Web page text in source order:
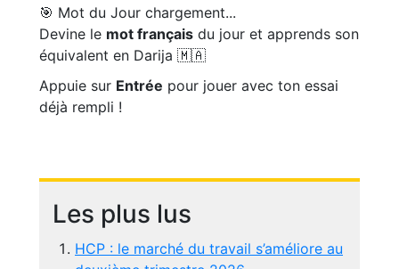
🎯 Mot du Jour chargement...
Devine le mot français du jour et apprends son
équivalent en Darija 🇲🇦
Appuie sur Entrée pour jouer avec ton essai
déjà rempli !
Les plus lus
HCP : le marché du travail s’améliore au